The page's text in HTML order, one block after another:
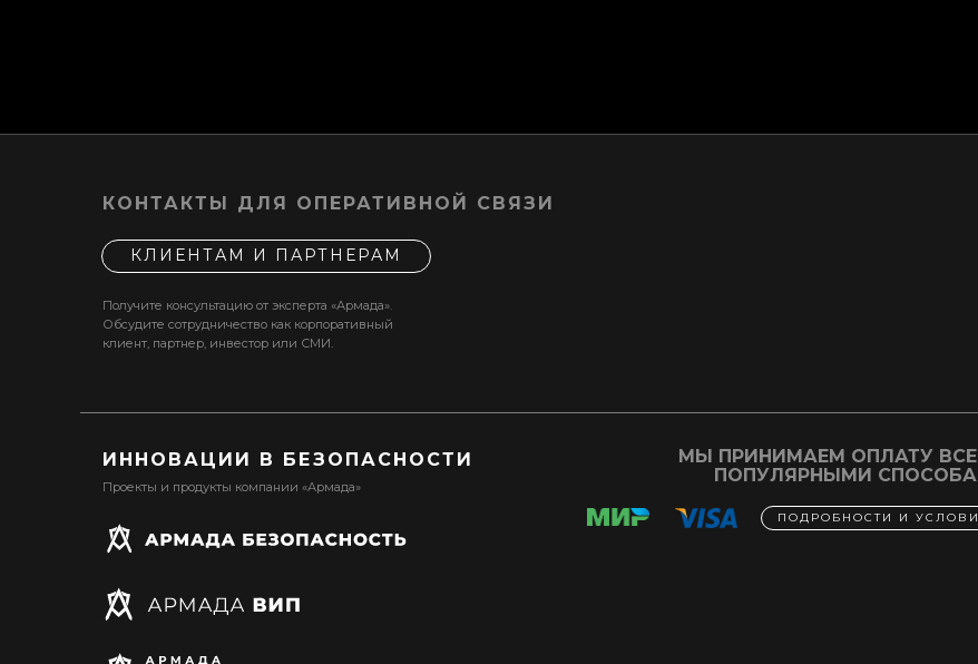
МЫ ПРИНИМАЕМ ОПЛАТУ
ПОПУЛЯРНЫМИ
ИННОВАЦИИ В БЕЗОПАСНОСТИ
КОНТАКТЫ ДЛЯ ОПЕРАТИВНОЙ СВЯЗИ
Получите консультацию от эксперта «Армада».
Обсудите сотрудничество как корпоративный
клиент, партнер, инвестор или СМИ.
Проекты и продукты компании «Армада»
ПОДРОБНОСТИ И
КЛИЕНТАМ И ПАРТНЕРАМ